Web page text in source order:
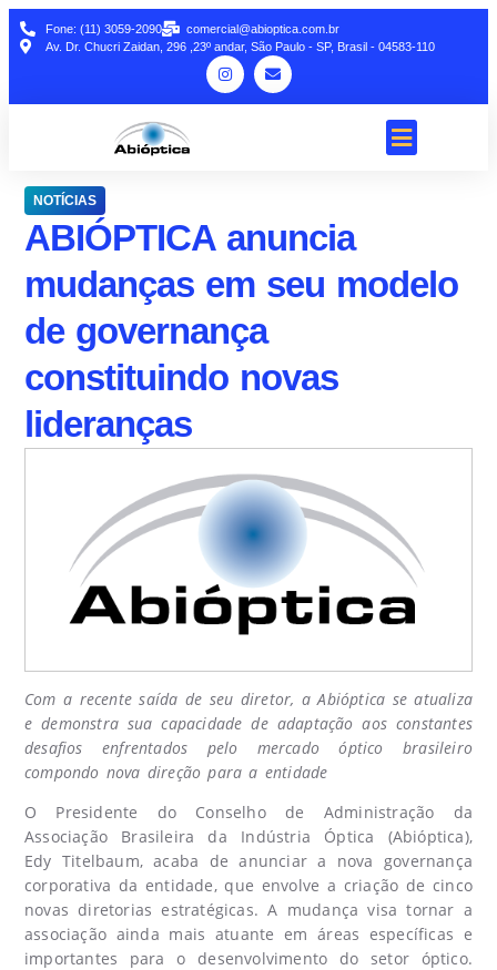
Fone: (11) 3059-2090
comercial@abioptica.com.br
Av. Dr. Chucri Zaidan, 296 ,23º andar, São Paulo - SP, Brasil - 04583-110
NOTÍCIAS
ABIÓPTICA anuncia
mudanças em seu modelo
de governança
constituindo novas
lideranças
Com a recente saída de seu diretor, a Abióptica se atualiza
e demonstra sua capacidade de adaptação aos constantes
desafios enfrentados pelo mercado óptico brasileiro
compondo nova direção para a entidade
O Presidente do Conselho de Administração da
Associação Brasileira da Indústria Óptica (Abióptica),
Edy Titelbaum, acaba de anunciar a nova governança
corporativa da entidade, que envolve a criação de cinco
novas diretorias estratégicas. A mudança visa tornar a
associação ainda mais atuante em áreas específicas e
importantes para o desenvolvimento do setor óptico.